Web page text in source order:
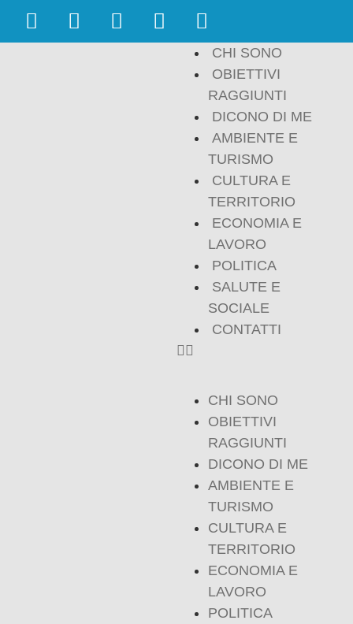
CHI SONO
OBIETTIVI
RAGGIUNTI
DICONO DI ME
AMBIENTE E
TURISMO
CULTURA E
TERRITORIO
ECONOMIA E
LAVORO
POLITICA
SALUTE E
SOCIALE
CONTATTI
CHI SONO
OBIETTIVI
RAGGIUNTI
DICONO DI ME
AMBIENTE E
TURISMO
CULTURA E
TERRITORIO
ECONOMIA E
LAVORO
POLITICA